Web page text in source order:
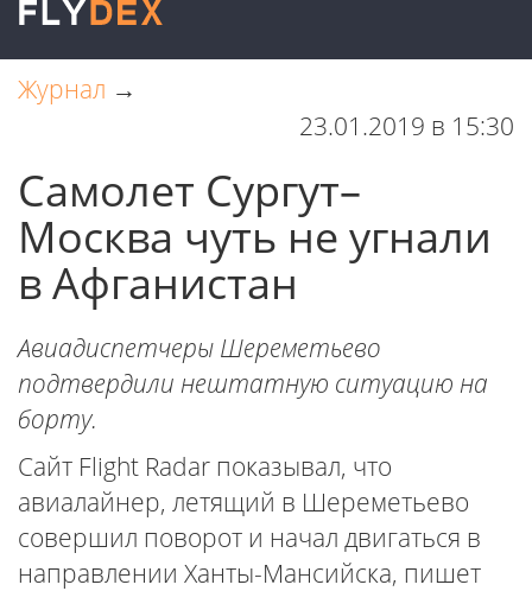
Журнал →
23.01.2019 в 15:30
Самолет Сургут–
Москва чуть не угнали
в Афганистан
Авиадиспетчеры Шереметьево
подтвердили нештатную ситуацию на
борту.
Сайт Flight Radar показывал, что
авиалайнер, летящий в Шереметьево
совершил поворот и начал двигаться в
направлении Ханты-Мансийска, пишет